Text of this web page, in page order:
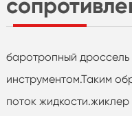
баротропный
инструментом.Таким
поток жидкости.жиклер